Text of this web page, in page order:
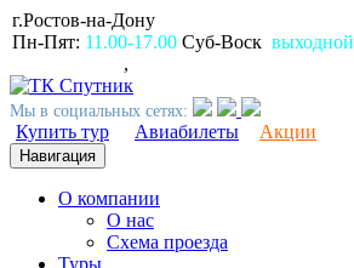
г.Ростов-на-Дону
Пн-Пят: 11.00-17.00 Суб-Воск выходной
,
Мы в социальных сетях:
Купить тур Авиабилеты Акции
Навигация
О компании
О нас
Схема проезда
Туры